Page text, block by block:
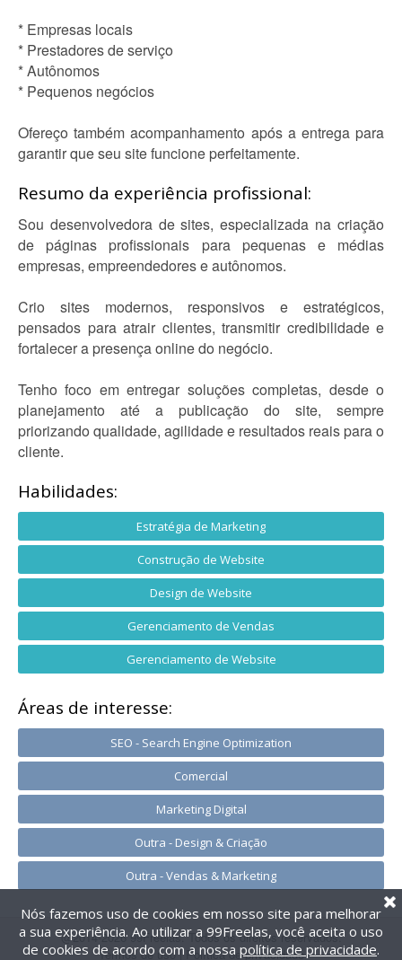
* Empresas locais
* Prestadores de serviço
* Autônomos
* Pequenos negócios
Ofereço também acompanhamento após a entrega para
garantir que seu site funcione perfeitamente.
Resumo da experiência profissional:
Sou desenvolvedora de sites, especializada na criação
de páginas profissionais para pequenas e médias
empresas, empreendedores e autônomos.
Crio sites modernos, responsivos e estratégicos,
pensados para atrair clientes, transmitir credibilidade e
fortalecer a presença online do negócio.
Tenho foco em entregar soluções completas, desde o
planejamento até a publicação do site, sempre
priorizando qualidade, agilidade e resultados reais para o
cliente.
Habilidades:
Estratégia de Marketing
Construção de Website
Design de Website
Gerenciamento de Vendas
Gerenciamento de Website
Áreas de interesse:
SEO - Search Engine Optimization
Comercial
Marketing Digital
Outra - Design & Criação
Outra - Vendas & Marketing
@2014-2026 99Freelas. Todos os direitos reservados.
Termos de uso| Política de privacidade
Nós fazemos uso de cookies em nosso site para melhorar
a sua experiência. Ao utilizar a 99Freelas, você aceita o uso
de cookies de acordo com a nossa política de privacidade.